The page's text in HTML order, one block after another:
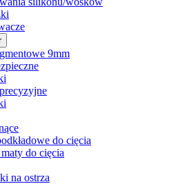
9mm
do cięcia
do cięcia
na ostrza